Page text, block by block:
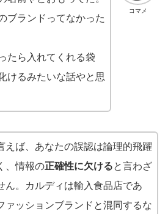
コマメ
ブランドってなかった
たら入れてくれる袋
けるみたいな話やと思
えば、あなたの誤認は論理的飛躍
、情報の正確性に欠けると言わざ
ん。カルディは輸入食品店であ
ァッションブランドと混同するな